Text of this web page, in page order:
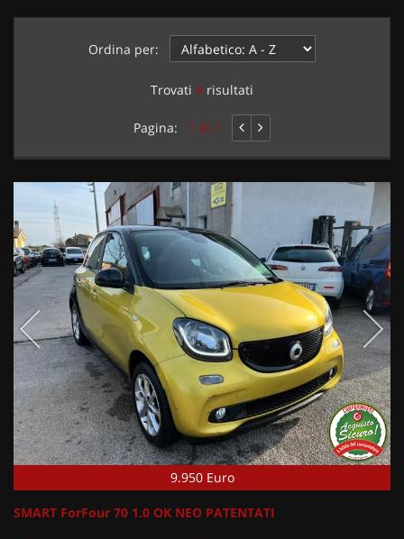
Ordina per:
Trovati 4 risultati
Pagina: 1 di 1
9.950 Euro
SMART ForFour 70 1.0 OK NEO PATENTATI